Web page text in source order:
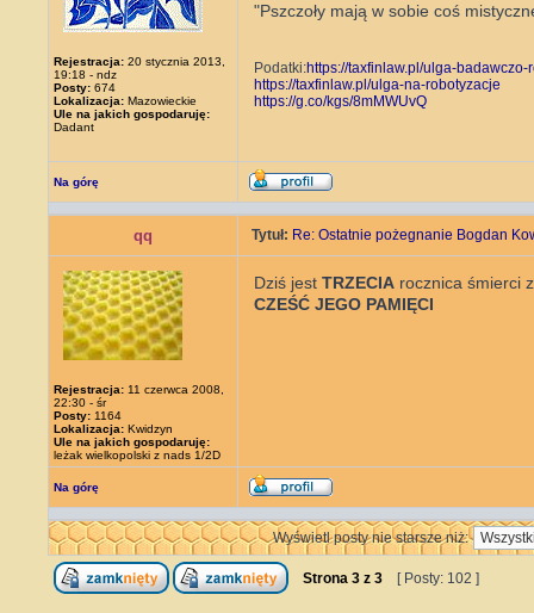
Rejestracja: 20 stycznia 2013,
19:18 - ndz
Posty: 674
Lokalizacja: Mazowieckie
Ule na jakich gospodaruję:
Dadant
"Pszczoły mają w sobie coś
Podatki:https://taxfinlaw.pl/ulga-
https://taxfinlaw.pl/ulga-na-robotyzacje
https://g.co/kgs/8mMWUvQ
Na górę
qq Tytuł: Re: Ostatnie pożegnanie Bogdan
Rejestracja: 11 czerwca 2008,
22:30 - śr
Posty: 1164
Lokalizacja: Kwidzyn
Ule na jakich gospodaruję:
leżak wielkopolski z nads 1/2D
Dziś jest TRZECIA rocznica śmierci
CZEŚĆ JEGO PAMIĘCI
Na górę
Wyświetl posty nie starsze niż:
Strona 3 z 3 [ Posty: 102 ]